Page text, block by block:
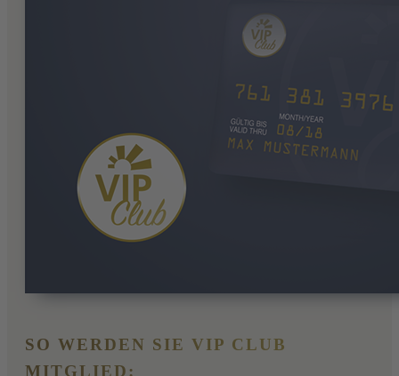
SO WERDEN SIE VIP CLUB
MITGLIED: